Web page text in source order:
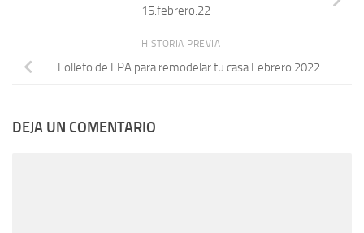
15.febrero.22
HISTORIA PREVIA
Folleto de EPA para remodelar tu casa Febrero 2022
DEJA UN COMENTARIO